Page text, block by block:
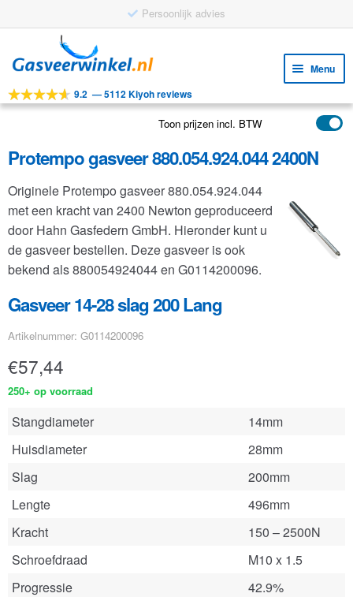
Persoonlijk advies
door
navigatie
naar
inhoud
Menu
Tools
Toepassingen
Klantenservice
FAQ
9.2 —5112 Kiyoh reviews
Toon prijzen incl. BTW
Protempo gasveer 880.054.924.044 2400N
Originele Protempo gasveer 880.054.924.044
met een kracht van 2400 Newton geproduceerd
door Hahn Gasfedern GmbH. Hieronder kunt u
de gasveer bestellen. Deze gasveer is ook
bekend als 880054924044 en G0114200096.
Gasveer 14-28 slag 200 Lang
Artikelnummer: G0114200096
€57,44
250+ op voorraad
Stangdiameter
14mm
Huisdiameter
28mm
Slag
200mm
Lengte
496mm
Kracht
150 – 2500N
Schroefdraad
M10 x 1.5
Progressie
42.9%